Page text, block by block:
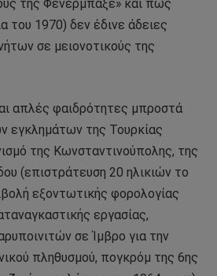
της Φενέρμπαξε» και πως
του 1970) δεν έδινε άδειες
σε μειονοτικούς της
απλές φαιδρότητες μπροστά
εγκλημάτων της Τουρκίας
της Κωνσταντινούπολης, της
(επιστράτευση 20 ηλικιών το
εξοντωτικής φορολογίας
εργασίας,
σε Ίμβρο για την
πληθυσμού, πογκρόμ της 6ης